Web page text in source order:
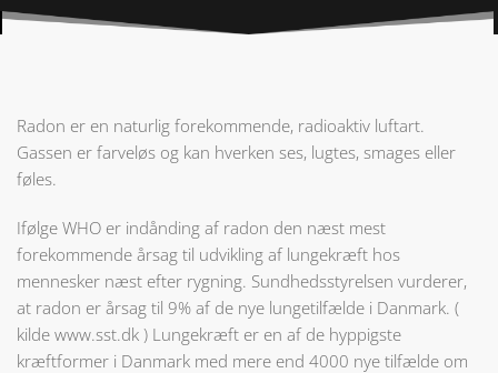
Radon er en naturlig forekommende, radioaktiv luftart.
Gassen er farveløs og kan hverken ses, lugtes, smages eller
føles.
Ifølge WHO er indånding af radon den næst mest
forekommende årsag til udvikling af lungekræft hos
mennesker næst efter rygning. Sundhedsstyrelsen vurderer,
at radon er årsag til 9% af de nye lungetilfælde i Danmark. (
kilde www.sst.dk ) Lungekræft er en af de hyppigste
kræftformer i Danmark med mere end 4000 nye tilfælde om